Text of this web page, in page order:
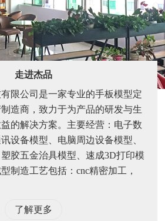
走进杰品
公司是一家专业的手板模型定
造商，致力于为产品的研发与生
的解决方案。主要经营：电子数
设备模型、电脑周边设备模型、
胶五金治具模型、速成3D打印模
制造工艺包括：cnc精密加工，
了解更多